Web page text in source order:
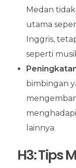
Medan
utama
Inggris,
seperti
bimbingan
lainnya.
H3: Tips